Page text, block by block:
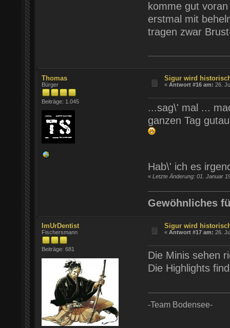
komme gut
erstmal mit
tragen zwar
Thomas
Bürger
Beiträge: 1.045
Sigur wird
«Antwort #16 am: 26.
...sag\' mal ...
ganzen Tag
Hab\' ich es
« Letzte Änderung: 01. Januar
Gewöhnliches
ImUrDentist
Fischersmann
Beiträge: 681
Sigur wird
«Antwort #17 am: 26.
Die Minis sehen
Die Highlights
-Team Bodensee-